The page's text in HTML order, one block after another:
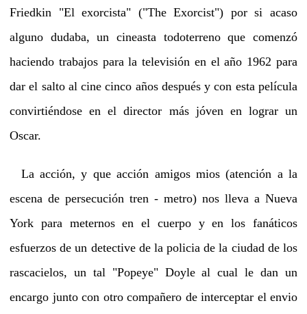
Friedkin "El exorcista" ("The Exorcist") por si acaso
alguno dudaba, un cineasta todoterreno que comenzó
haciendo trabajos para la televisión en el año 1962 para
dar el salto al cine cinco años después y con esta película
convirtiéndose en el director más jóven en lograr un
Oscar.
La acción, y que acción amigos mios (atención a la
escena de persecución tren - metro) nos lleva a Nueva
York para meternos en el cuerpo y en los fanáticos
esfuerzos de un detective de la policia de la ciudad de los
rascacielos, un tal "Popeye" Doyle al cual le dan un
encargo junto con otro compañero de interceptar el envio